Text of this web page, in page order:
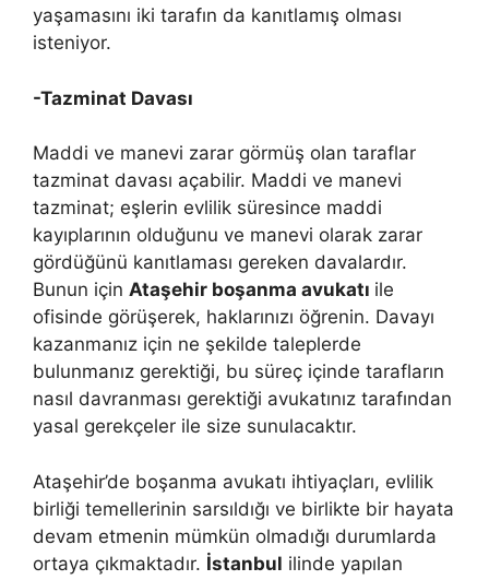
yaşamasını iki tarafın da kanıtlamış olması
isteniyor.
-Tazminat Davası
Maddi ve manevi zarar görmüş olan taraflar
tazminat davası açabilir. Maddi ve manevi
tazminat; eşlerin evlilik süresince maddi
kayıplarının olduğunu ve manevi olarak zarar
gördüğünü kanıtlaması gereken davalardır.
Bunun için Ataşehir boşanma avukatı ile
ofisinde görüşerek, haklarınızı öğrenin. Davayı
kazanmanız için ne şekilde taleplerde
bulunmanız gerektiği, bu süreç içinde tarafların
nasıl davranması gerektiği avukatınız tarafından
yasal gerekçeler ile size sunulacaktır.
Ataşehir’de boşanma avukatı ihtiyaçları, evlilik
birliği temellerinin sarsıldığı ve birlikte bir hayata
devam etmenin mümkün olmadığı durumlarda
ortaya çıkmaktadır. İstanbul ilinde yapılan